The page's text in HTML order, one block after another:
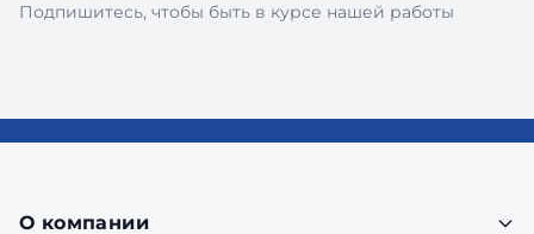
Подпишитесь, чтобы быть в курсе нашей работы
О компании